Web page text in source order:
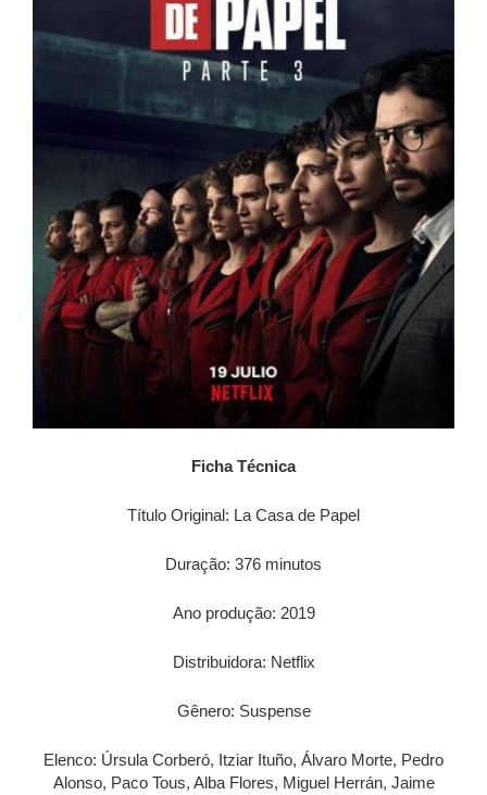
Ficha Técnica
Título Original: La Casa de Papel
Duração: 376 minutos
Ano produção: 2019
Distribuidora: Netflix
Gênero: Suspense
Elenco: Úrsula Corberó, Itziar Ituño, Álvaro Morte, Pedro
Alonso, Paco Tous, Alba Flores, Miguel Herrán, Jaime